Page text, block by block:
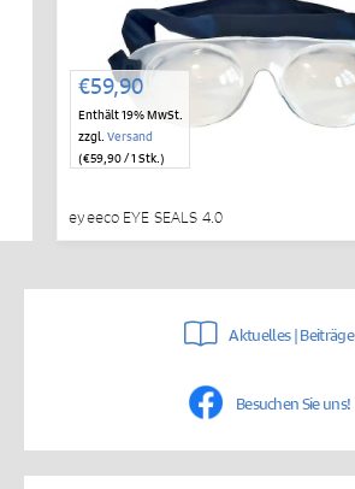
€59,90
Enthält 19% MwSt.
zzgl. Versand
(€59,90/ 1 Stk.)
eyeeco EYE SEALS 4.0
Aktuelles | Beiträge
Besuchen Sie uns!